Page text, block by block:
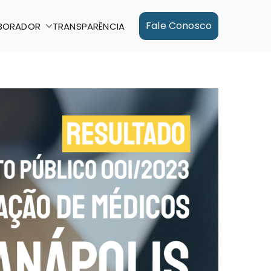
TRANSPARÊNCIA Fale Conosco